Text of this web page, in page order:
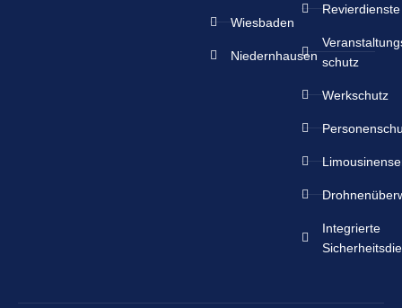
Wiesbaden
Niedernhausen
Revierdienste
schutz
Werkschutz
Integrierte